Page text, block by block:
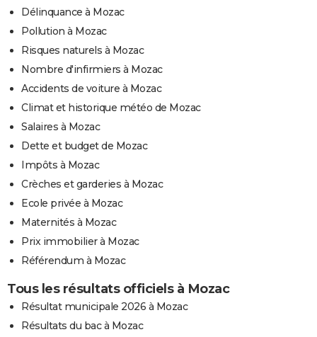
Délinquance à Mozac
Pollution à Mozac
Risques naturels à Mozac
Nombre d'infirmiers à Mozac
Accidents de voiture à Mozac
Climat et historique météo de Mozac
Salaires à Mozac
Dette et budget de Mozac
Impôts à Mozac
Crèches et garderies à Mozac
Ecole privée à Mozac
Maternités à Mozac
Prix immobilier à Mozac
Référendum à Mozac
Tous les résultats officiels à Mozac
Résultat municipale 2026 à Mozac
Résultats du bac à Mozac